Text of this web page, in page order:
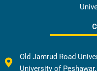
Old Jamrud Road
University of